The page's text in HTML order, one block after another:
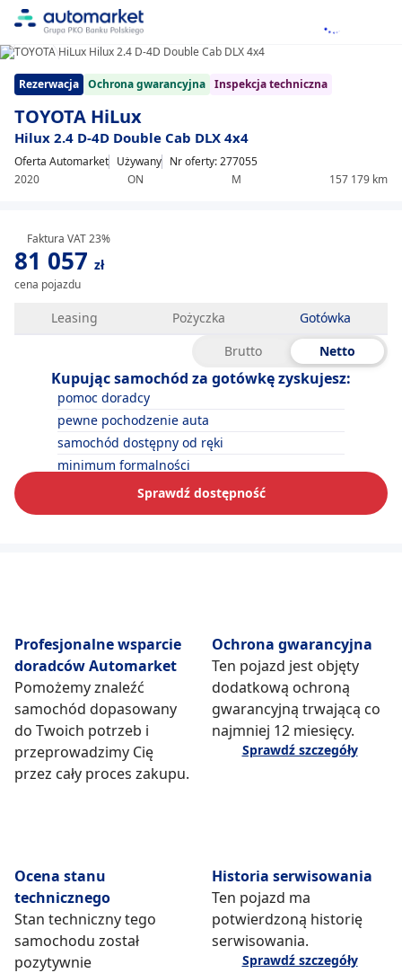
Item
1/16
Rezerwacja Ochrona gwarancyjna Inspekcja techniczna
TOYOTA HiLux
Hilux 2.4 D-4D Double Cab DLX 4x4
Oferta Automarket Używany
2020
ON M 157 179 km
Nr oferty: 277055
81 057 zł
cena pojazdu
Faktura VAT 23%
Leasing Pożyczka
Gotówka
Brutto
Netto
Kupując samochód za gotówkę zyskujesz:
pomoc doradcy
pewne pochodzenie auta
samochód dostępny od ręki
minimum formalności
Sprawdź dostępność
Profesjonalne wsparcie
doradców Automarket
Pomożemy znaleźć
samochód dopasowany
do Twoich potrzeb i
przeprowadzimy Cię
przez cały proces zakupu.
Ochrona gwarancyjna
Ten pojazd jest objęty
dodatkową ochroną
gwarancyjną trwającą co
najmniej 12 miesięcy.
Sprawdź szczegóły
Ocena stanu
technicznego
Stan techniczny tego
samochodu został
pozytywnie
Historia serwisowania
Ten pojazd ma
potwierdzoną historię
serwisowania.
Sprawdź szczegóły